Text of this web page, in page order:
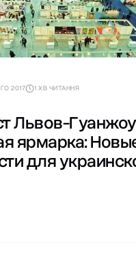
2017 1 ХВ ЧИТАННЯ
Львов-Гуанжоу
ярмарка:
для